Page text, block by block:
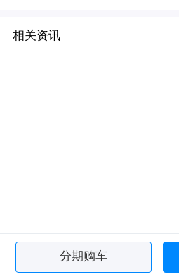
相关资讯
分期购车